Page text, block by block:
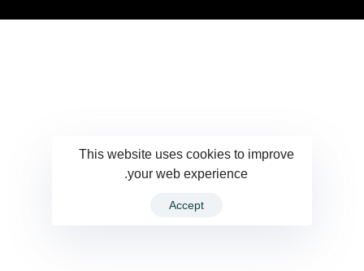
This website uses cookies to improve
your web experience.
Accept